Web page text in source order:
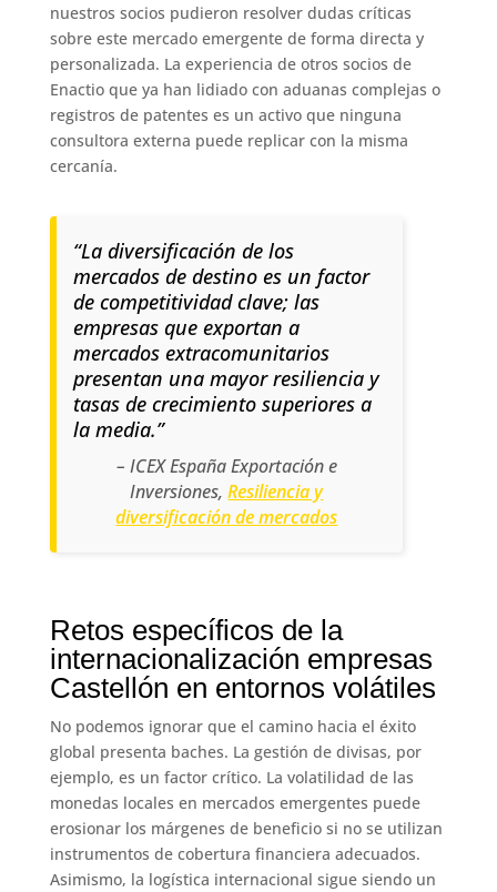
nuestros socios pudieron resolver dudas críticas
sobre este mercado emergente de forma directa y
personalizada. La experiencia de otros socios de
Enactio que ya han lidiado con aduanas complejas o
registros de patentes es un activo que ninguna
consultora externa puede replicar con la misma
cercanía.
“La diversificación de los
mercados de destino es un factor
de competitividad clave; las
empresas que exportan a
mercados extracomunitarios
presentan una mayor resiliencia y
tasas de crecimiento superiores a
la media.”
– ICEX España Exportación e
Inversiones,Resiliencia y
diversificación de mercados
Retos específicos de la
internacionalización empresas
Castellón en entornos volátiles
No podemos ignorar que el camino hacia el éxito
global presenta baches. La gestión de divisas, por
ejemplo, es un factor crítico. La volatilidad de las
monedas locales en mercados emergentes puede
erosionar los márgenes de beneficio si no se utilizan
instrumentos de cobertura financiera adecuados.
Asimismo, la logística internacional sigue siendo un